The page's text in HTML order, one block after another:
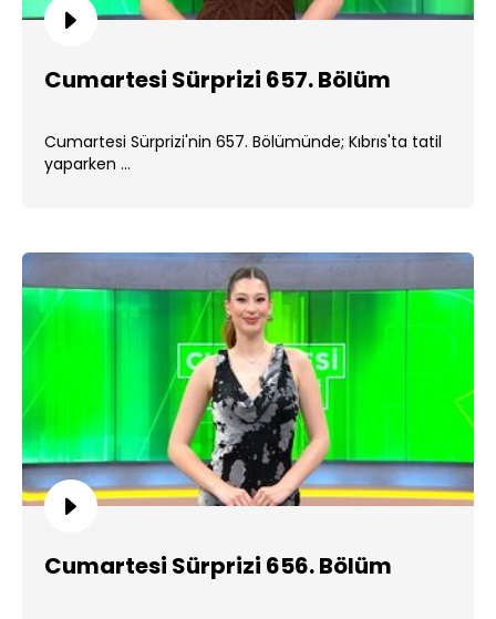
Cumartesi Sürprizi 657. Bölüm
Cumartesi Sürprizi'nin 657. Bölümünde; Kıbrıs'ta tatil
yaparken ...
Cumartesi Sürprizi 656. Bölüm